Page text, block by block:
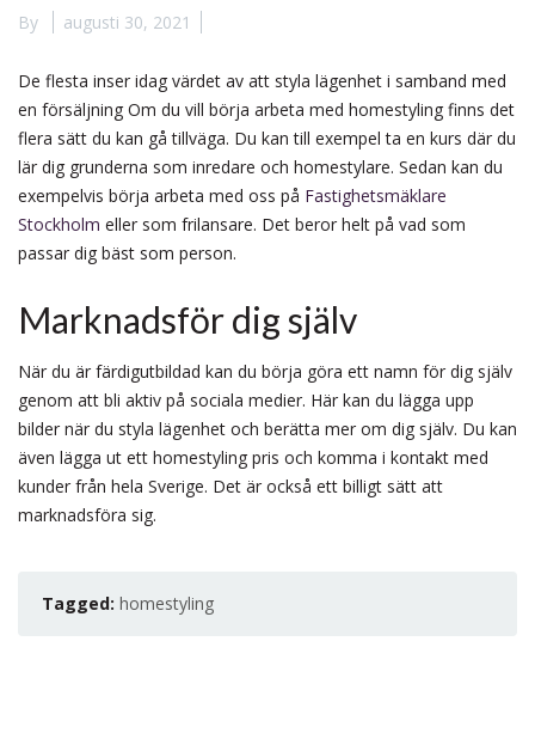
By augusti 30, 2021
De flesta inser idag värdet av att styla lägenhet i samband med
en försäljning Om du vill börja arbeta med homestyling finns det
flera sätt du kan gå tillväga. Du kan till exempel ta en kurs där du
lär dig grunderna som inredare och homestylare. Sedan kan du
exempelvis börja arbeta med oss på Fastighetsmäklare
Stockholm eller som frilansare. Det beror helt på vad som
passar dig bäst som person.
Marknadsför dig själv
När du är färdigutbildad kan du börja göra ett namn för dig själv
genom att bli aktiv på sociala medier. Här kan du lägga upp
bilder när du styla lägenhet och berätta mer om dig själv. Du kan
även lägga ut ett homestyling pris och komma i kontakt med
kunder från hela Sverige. Det är också ett billigt sätt att
marknadsföra sig.
Tagged: homestyling